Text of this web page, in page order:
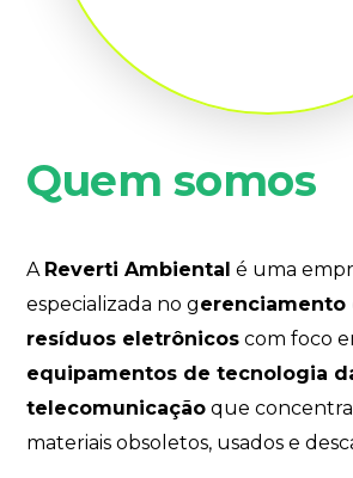
Quem somos
A Reverti Ambiental é uma
especializada no gerenciamento
resíduos eletrônicos com foco
equipamentos de tecnologia
telecomunicação que
materiais obsoletos, usados e